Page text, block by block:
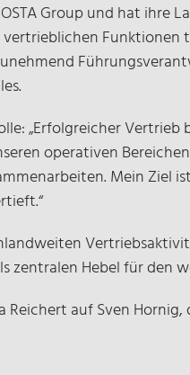
Group und hat ihre
„Erfolgreicher
operativen
Mein Ziel
zentralen Hebel für
Reichert auf Sven